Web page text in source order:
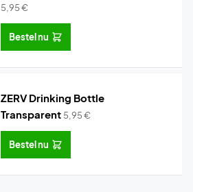
5,95€
Bestel nu
ZERV Drinking Bottle
Transparent 5,95€
Bestel nu